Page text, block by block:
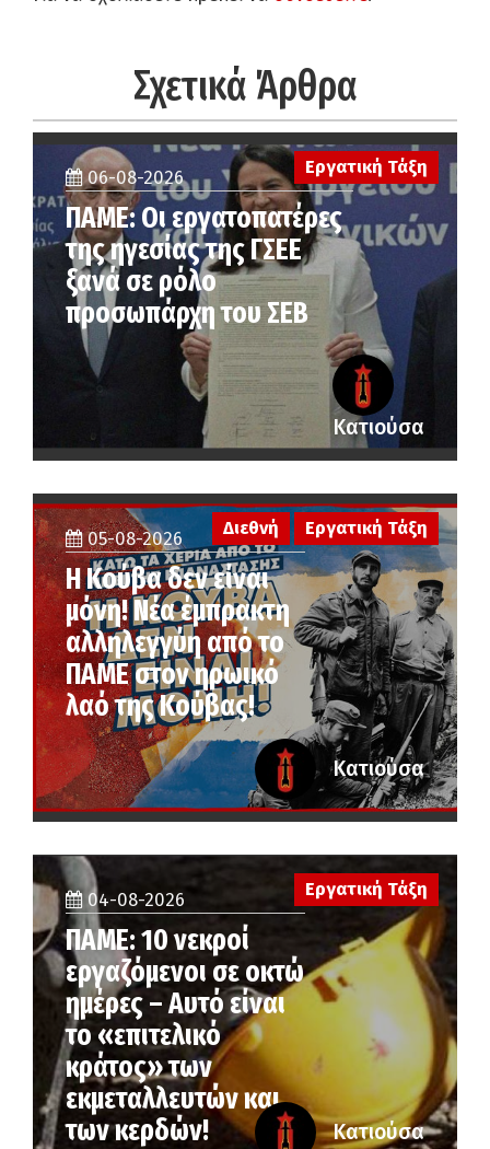
Σχετικά Άρθρα
Εργατική Τάξη
06-08-2026
ΠΑΜΕ: Οι εργατοπατέρες
της ηγεσίας της ΓΣΕΕ
ξανά σε ρόλο
προσωπάρχη του ΣΕΒ
Κατιούσα
05-08-2026
Η Κούβα δεν είναι
μόνη! Νέα έμπρακτη
αλληλεγγύη από το
ΠΑΜΕ στον ηρωικό
λαό της Κούβας!
Διεθνή Εργατική Τάξη
Κατιούσα
04-08-2026
ΠΑΜΕ: 10 νεκροί
εργαζόμενοι σε οκτώ
ημέρες – Αυτό είναι
το «επιτελικό
κράτος» των
εκμεταλλευτών και
των κερδών!
Εργατική Τάξη
Κατιούσα